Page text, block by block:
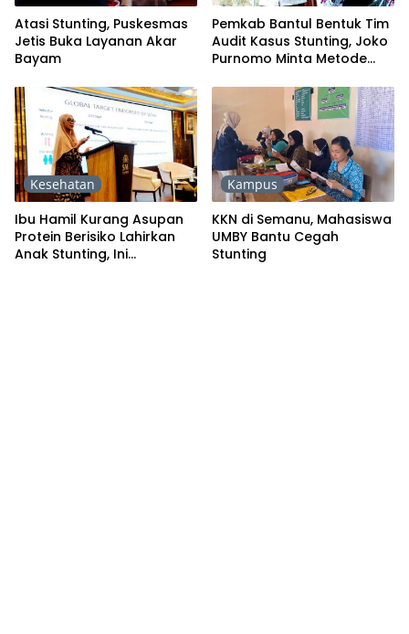
Atasi Stunting, Puskesmas
Jetis Buka Layanan Akar
Bayam
Pemkab Bantul Bentuk Tim
Audit Kasus Stunting, Joko
Purnomo Minta Metode
Mengayomi
Kesehatan
Ibu Hamil Kurang Asupan
Protein Berisiko Lahirkan
Anak Stunting, Ini
Kampus
KKN di Semanu, Mahasiswa
UMBY Bantu Cegah
Stunting